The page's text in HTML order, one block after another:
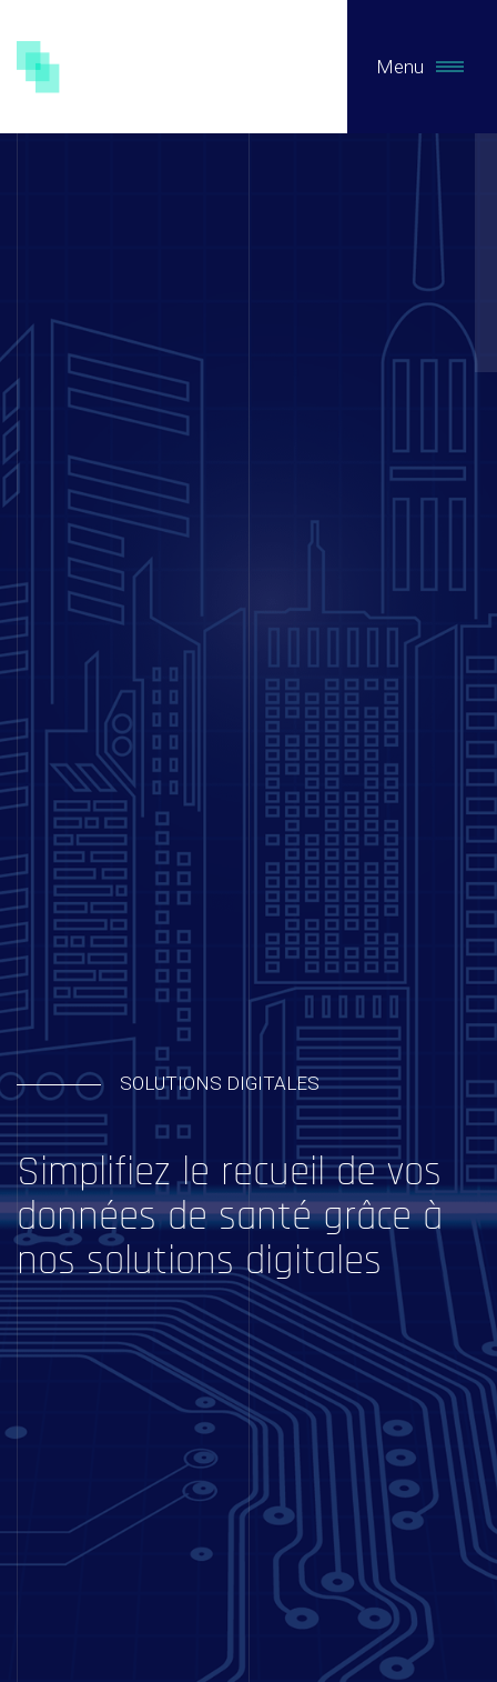
Menu
Études Post-Autorisation sur données primaires
Études sur données secondaires (RNIPH)
Accès précoce / compassionnel
Evaluation clinique des DMs / Conseil règlementaire
Biotech / Medtech
Formations
Prestations
Solutions Digitales
Vos études
internationales
LinkedIn Twitter
SOLUTIONS DIGITALES
Simplifiez le recueil de vos
données de santé grâce à
nos solutions digitales